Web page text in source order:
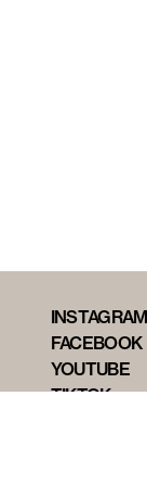
INSTAGRAM
FACEBOOK
YOUTUBE
TIKTOK